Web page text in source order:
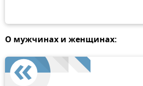
О мужчинах и женщинах: